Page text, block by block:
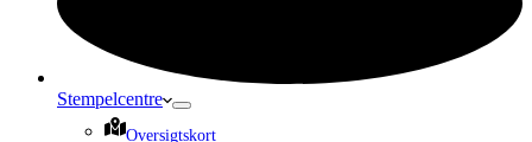
Stempelcentre
Oversigtskort